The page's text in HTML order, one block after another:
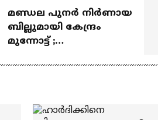
മണ്ഡല പുനർ നിർണായ
ബില്ലുമായി കേന്ദ്രം
മുന്നോട്ട് ;
പ്രതിപക്ഷം | Parliament